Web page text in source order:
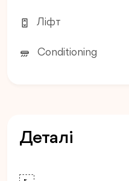
Ліфт
Conditioning
Деталі